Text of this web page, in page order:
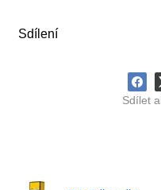
Sdílení
Sdílet